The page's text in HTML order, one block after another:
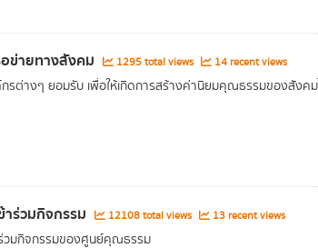
ข่ายทางสังคม 1295 total views 14 recent views
ต่างๆ ยอมรับ เพื่อให้เกิดการสร้างค่านิยมคุณธรรมของสังค
ร่วมกิจกรรม 12108 total views 13 recent views
วมกิจกรรมของศูนย์คุณธรรม